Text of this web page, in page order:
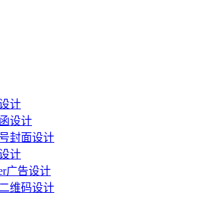
计
设计
封面设计
计
广告设计
维码设计